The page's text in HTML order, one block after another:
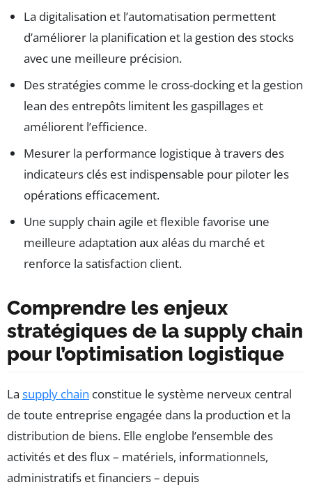
La digitalisation et l’automatisation permettent
d’améliorer la planification et la gestion des stocks
avec une meilleure précision.
Des stratégies comme le cross-docking et la gestion
lean des entrepôts limitent les gaspillages et
améliorent l’efficience.
Mesurer la performance logistique à travers des
indicateurs clés est indispensable pour piloter les
opérations efficacement.
Une supply chain agile et flexible favorise une
meilleure adaptation aux aléas du marché et
renforce la satisfaction client.
Comprendre les enjeux
stratégiques de la supply chain
pour l’optimisation logistique
La supply chain constitue le système nerveux central
de toute entreprise engagée dans la production et la
distribution de biens. Elle englobe l’ensemble des
activités et des flux – matériels, informationnels,
administratifs et financiers – depuis